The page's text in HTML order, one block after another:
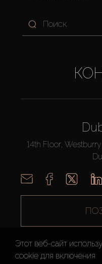
14th Floor,
Этот веб-сайт
cookie для включения